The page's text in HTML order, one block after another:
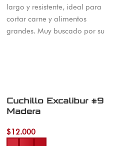
largo y resistente, ideal para
cortar carne y alimentos
grandes. Muy buscado por su
Cuchillo Excalibur #9
Madera
$12.000